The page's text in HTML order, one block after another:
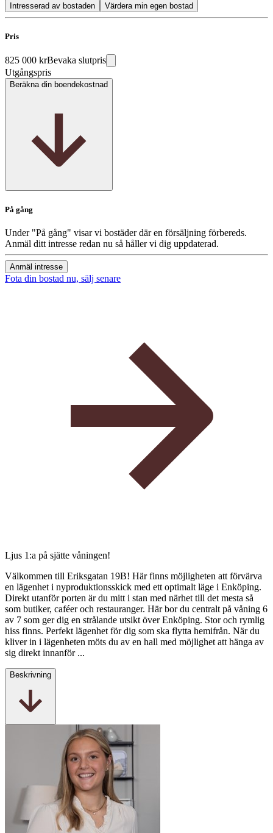
Intresserad av bostaden Värdera min egen bostad
Pris
825 000 krBevaka slutpris
Utgångspris
Beräkna din boendekostnad
På gång
Under "På gång" visar vi bostäder där en försäljning förbereds.
Anmäl ditt intresse redan nu så håller vi dig uppdaterad.
Anmäl intresse
Fota din bostad nu, sälj senare
Ljus 1:a på sjätte våningen!
Välkommen till Eriksgatan 19B! Här finns möjligheten att förvärva
en lägenhet i nyproduktionsskick med ett optimalt läge i Enköping.
Direkt utanför porten är du mitt i stan med närhet till det mesta så
som butiker, caféer och restauranger. Här bor du centralt på våning 6
av 7 som ger dig en strålande utsikt över Enköping. Stor och rymlig
hiss finns. Perfekt lägenhet för dig som ska flytta hemifrån. När du
kliver in i lägenheten möts du av en hall med möjlighet att hänga av
sig direkt innanför ...
Beskrivning